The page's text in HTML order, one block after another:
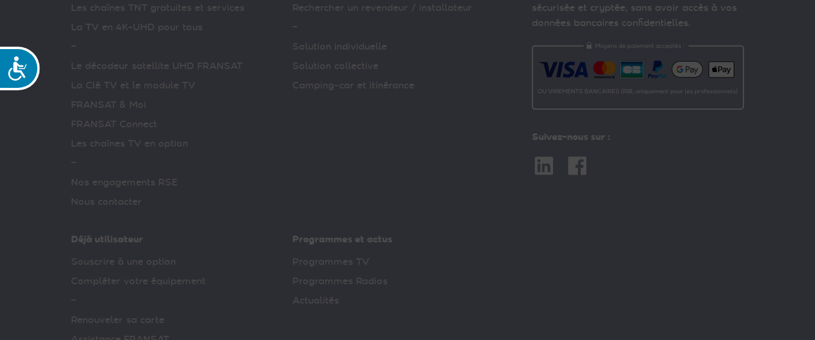
Accessibilité
Les chaînes TNT gratuites et services
La TV en 4K-UHD pour tous
–
Le décodeur satellite UHD FRANSAT
La Clé TV et le module TV
FRANSAT & Moi
FRANSAT Connect
Les chaînes TV en option
–
Nos engagements RSE
Nous contacter
Rechercher un revendeur / installateur
–
Solution individuelle
Solution collective
Camping-car et itinérance
Déjà utilisateur
Souscrire à une option
Compléter votre équipement
–
Renouveler sa carte
Programmes et actus
Programmes TV
Programmes Radios
Actualités
sécurisée et cryptée, sans avoir accès à vos
données bancaires confidentielles.
Suivez-nous sur :
Linkedin Facebook